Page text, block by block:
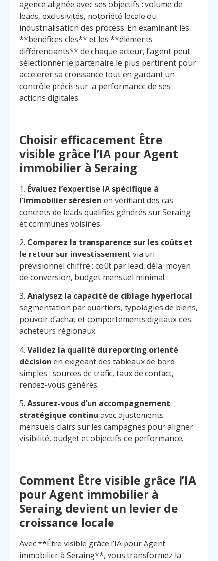
agence alignée avec ses objectifs : volume de
leads, exclusivités, notoriété locale ou
industrialisation des process. En examinant les
**bénéfices clés** et les **éléments
différenciants** de chaque acteur, l’agent peut
sélectionner le partenaire le plus pertinent pour
accélérer sa croissance tout en gardant un
contrôle précis sur la performance de ses
actions digitales.
Choisir efficacement Être
visible grâce l’IA pour Agent
immobilier à Seraing
1. Évaluez l’expertise IA spécifique à
l’immobilier sérésien en vérifiant des cas
concrets de leads qualifiés générés sur Seraing
et communes voisines.
2. Comparez la transparence sur les coûts et
le retour sur investissement via un
prévisionnel chiffré : coût par lead, délai moyen
de conversion, budget mensuel minimal.
3. Analysez la capacité de ciblage hyperlocal :
segmentation par quartiers, typologies de biens,
pouvoir d’achat et comportements digitaux des
acheteurs régionaux.
4. Validez la qualité du reporting orienté
décision en exigeant des tableaux de bord
simples : sources de trafic, taux de contact,
rendez-vous générés.
5. Assurez-vous d’un accompagnement
stratégique continu avec ajustements
mensuels clairs sur les campagnes pour aligner
visibilité, budget et objectifs de performance.
Comment Être visible grâce l’IA
pour Agent immobilier à
Seraing devient un levier de
croissance locale
Avec **Être visible grâce l’IA pour Agent
immobilier à Seraing**, vous transformez la